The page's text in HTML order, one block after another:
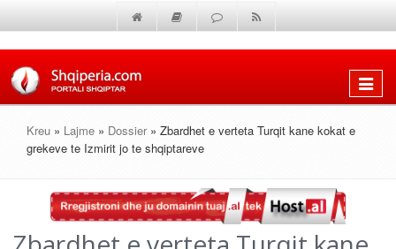
Shfaq
Kreu » Lajme » Dossier » Zbardhet e verteta Turqit kane kokat e
grekeve te Izmirit jo te shqiptareve